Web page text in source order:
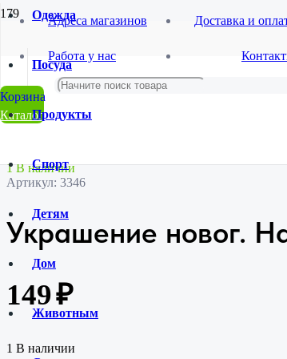
Адреса магазинов
Работа у нас
Доставка и
Каталог
Одежда
Посуда
Продукты
Спорт
Детям
Дом
Животным
Главная
Магазин
Новый Год
Елочные украшения,новогодняя атрибутика
Украшение новог. Набор шаров 84/42
1 В наличии
Артикул: 3346
Украшение новог.
149₽
1 В наличии